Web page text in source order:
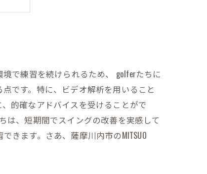
境で練習を続けられるため、 golferたちに
です。特に、ビデオ解析を用いること
的確なアドバイスを受けることがで
は、短期間でスイングの改善を実感して
きます。さあ、薩摩川内市のMITSUO